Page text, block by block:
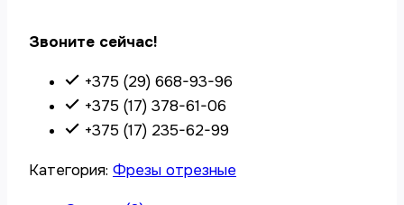
Звоните сейчас!
+375 (29) 668-93-96
+375 (17) 378-61-06
+375 (17) 235-62-99
Категория: Фрезы отрезные